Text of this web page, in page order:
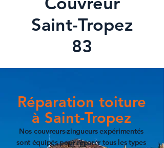
Saint-Tropez
83
Réparation toiture
à Saint-Tropez
Nos couvreurs-zingueursexpérimentés
sont équipés pour réparer tous les types